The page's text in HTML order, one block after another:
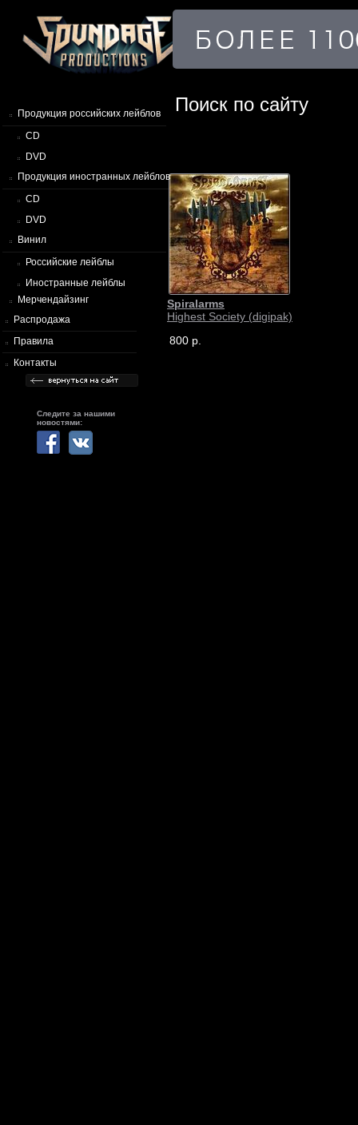
Продукция российских лейблов
CD
DVD
Продукция иностранных лейблов
CD
DVD
Винил
Российские лейблы
Иностранные лейблы
Мерчендайзинг
Распродажа
Правила
Контакты
Следите за нашими
новостями:
Поиск по сайту
Spiralarms
Highest Society (digipak)
800 р.